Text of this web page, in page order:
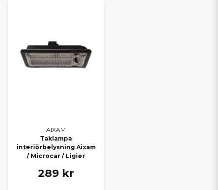
AIXAM
Taklampa
interiörbelysning Aixam
/ Microcar / Ligier
289 kr